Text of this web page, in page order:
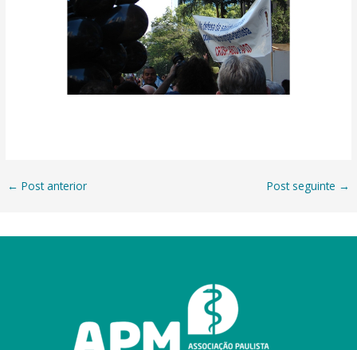
← Post anterior Post seguinte →